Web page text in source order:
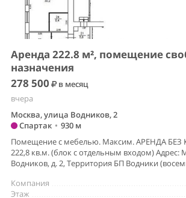
Аренда 222.8 м², помещение
назначения
278 500
в месяц
вчера
Москва, улица Водников, 2
Спартак • 930 м
Помещение с мебелью. Максим. АРЕНДА
222,8 кв.м. (блок с отдельным входом) Адрес:
Водников, д. 2, Территория БП Водники
Компания
Этаж